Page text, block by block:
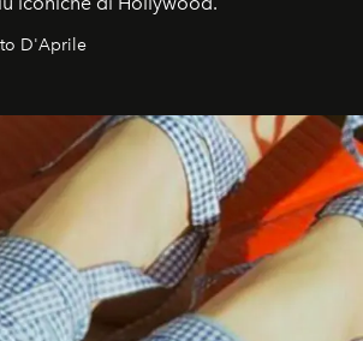
D'Aprile